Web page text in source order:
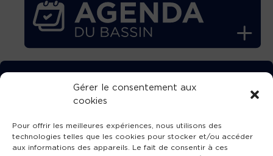
Gérer le consentement aux
cookies
Pour offrir les meilleures expériences, nous utilisons des
technologies telles que les cookies pour stocker et/ou accéder
aux informations des appareils. Le fait de consentir à ces
TÉLÉCHARGEZ GRATUITEMENT
L’APPLICATION TVBA !